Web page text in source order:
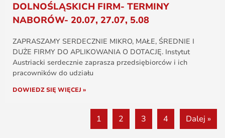
DOLNOŚLĄSKICH FIRM- TERMINY
NABORÓW- 20.07, 27.07, 5.08
ZAPRASZAMY SERDECZNIE MIKRO, MAŁE, ŚREDNIE I
DUŻE FIRMY DO APLIKOWANIA O DOTACJĘ. Instytut
Austriacki serdecznie zaprasza przedsiębiorców i ich
pracowników do udziału
DOWIEDZ SIĘ WIĘCEJ »
1 2 3 4 Dalej »